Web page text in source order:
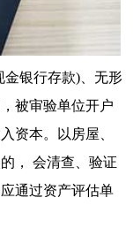
银行存款)、无形
被审验单位开户
资本。以房屋、
， 会清查、验证
通过资产评估单